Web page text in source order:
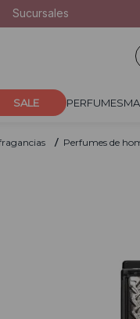
Sucursales
MAYORES A
SALE PERFUMES
Perfumes de